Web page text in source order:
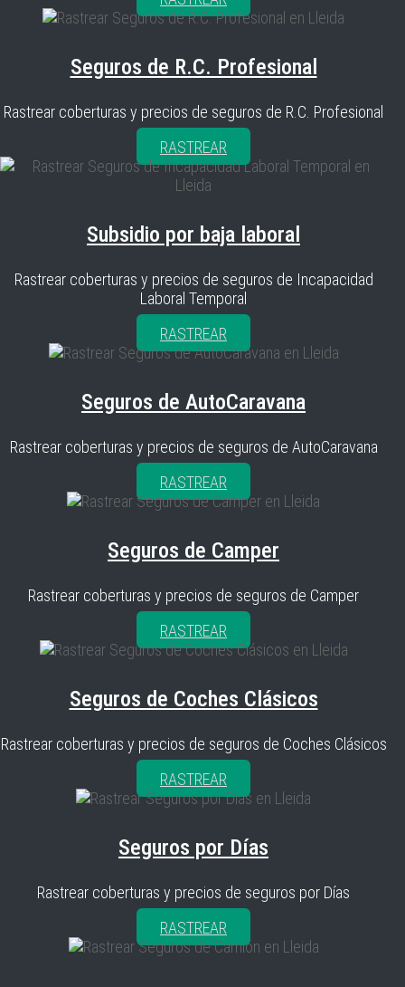
Seguros de R.C. Profesional
Rastrear coberturas y precios de seguros de R.C. Profesional
RASTREAR
Subsidio por baja laboral
Rastrear coberturas y precios de seguros de Incapacidad
Laboral Temporal
RASTREAR
Seguros de AutoCaravana
Rastrear coberturas y precios de seguros de AutoCaravana
RASTREAR
Seguros de Camper
Rastrear coberturas y precios de seguros de Camper
RASTREAR
Seguros de Coches Clásicos
Rastrear coberturas y precios de seguros de Coches Clásicos
RASTREAR
Seguros por Días
Rastrear coberturas y precios de seguros por Días
RASTREAR